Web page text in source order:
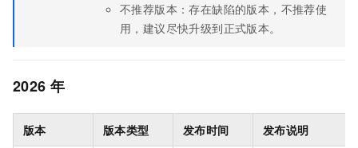
不推荐版本：存在缺陷的版本，不推荐使
用，建议尽快升级到正式版本。
2026 年
版本 版本类型 发布时间 发布说明